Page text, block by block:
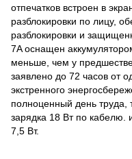
отпечатков встроен в
разблокировки по лицу,
разблокировки и
7A оснащен
меньше, чем у
заявлено до 72 часов от
экстренного
полноценный день труда,
зарядка 18 Вт по кабелю.
7,5 Вт.